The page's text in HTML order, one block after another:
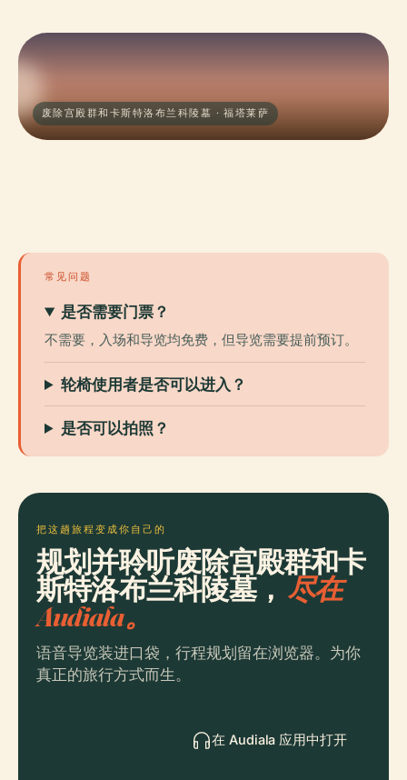
废除宫殿群和卡斯特洛布兰科陵墓 · 福塔莱萨
常见问题
是否需要门票？
不需要，入场和导览均免费，但导览需要提前预订。
轮椅使用者是否可以进入？
是否可以拍照？
把这趟旅程变成你自己的
规划并聆听废除宫殿群和卡
斯特洛布兰科陵墓，尽在
Audiala。
语音导览装进口袋，行程规划留在浏览器。为你
真正的旅行方式而生。
在 Audiala 应用中打开